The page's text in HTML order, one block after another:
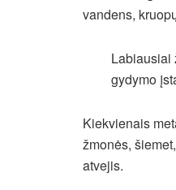
vandens,
Labiausiai
gydymo
Kiekvienais
žmonės,
atvejis.